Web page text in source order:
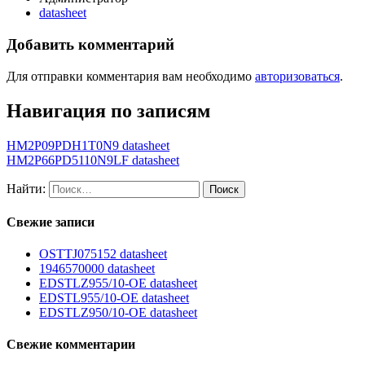
datasheet
Добавить комментарий
Для отправки комментария вам необходимо авторизоваться.
Навигация по записям
HM2P09PDH1T0N9 datasheet
HM2P66PD5110N9LF datasheet
Найти:
Свежие записи
OSTTJ075152 datasheet
1946570000 datasheet
EDSTLZ955/10-OE datasheet
EDSTL955/10-OE datasheet
EDSTLZ950/10-OE datasheet
Свежие комментарии